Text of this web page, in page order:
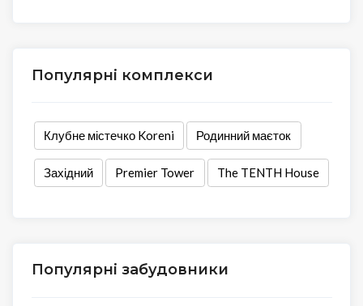
Популярні комплекси
Клубне містечко Koreni Родинний маєток
Західний Premier Tower The TENTH House
Популярні забудовники